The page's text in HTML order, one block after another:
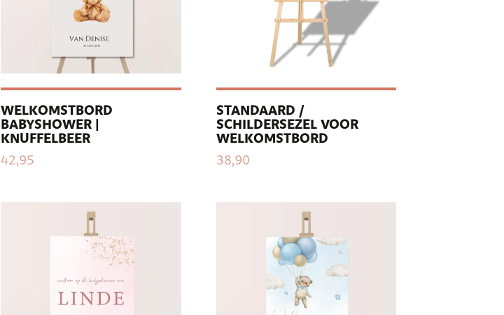
WELKOMSTBORD
BABYSHOWER |
KNUFFELBEER
42,95
STANDAARD /
SCHILDERSEZEL VOOR
WELKOMSTBORD
38,90